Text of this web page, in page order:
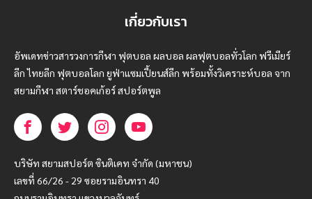
เกี่ยวกับเรา
อัพเดทข่าวสารวงการกีฬา ฟุตบอล ผลบอล ผลฟุตบอลทั่วโลก ฟรีเมียร์
ลีก ไทยลีก ฟุตบอลโลก ยูฟ่าแซมเปี้ยนส์ลีก พร้อมทั้งวิเคราะห์บอล จาก
สยามกีฬา สตาร์ชอคเก้อร์ สปอร์ตพูล
บริษัท สยามสปอร์ต ซินติเคท จำกัด (มหาชน)
เลขที่ 66/26 - 29 ซอยรามอินทรา 40